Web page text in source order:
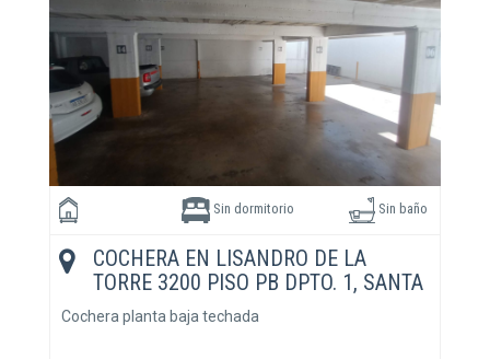
Sin dormitorio Sin baño
COCHERA EN LISANDRO DE LA
TORRE 3200 PISO PB DPTO. 1, SANTA
FE, SANTA FE
Cochera planta baja techada